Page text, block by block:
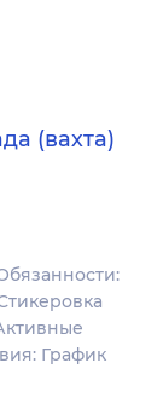
(вахта)
График